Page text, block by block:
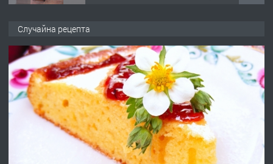
преди 10 месеца
ПРЕДЛАГА
Професионална броячна машина -
със сертификат от ЕЦБ
преди 1 година
Случайна рецепта